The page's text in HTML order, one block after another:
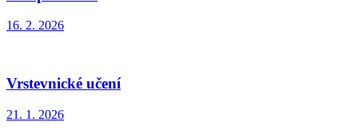
16. 2. 2026
Vrstevnické učení
21. 1. 2026